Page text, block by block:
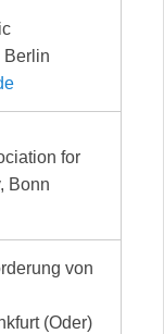
Berlin
for
Bonn
von
(Oder)